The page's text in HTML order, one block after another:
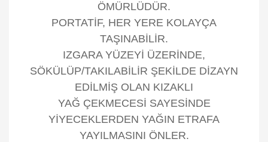
ÖMÜRLÜDÜR.
PORTATİF, HER YERE KOLAYÇA
TAŞINABİLİR.
IZGARA YÜZEYİ ÜZERİNDE,
SÖKÜLÜP/TAKILABİLİR ŞEKİLDE DİZAYN
EDİLMİŞ OLAN KIZAKLI
YAĞ ÇEKMECESİ SAYESİNDE
YİYECEKLERDEN YAĞIN ETRAFA
YAYILMASINI ÖNLER.